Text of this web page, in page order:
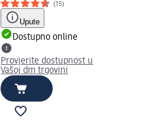
(15)
Upute
Dostupno online
Provjerite dostupnost u
Vašoj dm trgovini